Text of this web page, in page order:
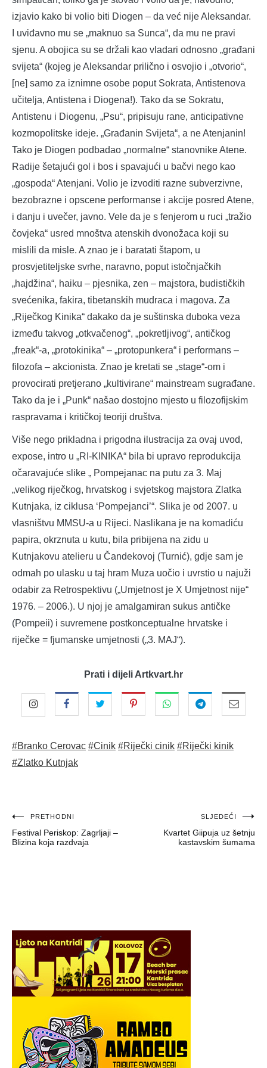
izjavio kako bi volio biti Diogen – da već nije Aleksandar.
I uviđavno mu se „maknuo sa Sunca“, da mu ne pravi
sjenu. A obojica su se držali kao vladari odnosno „građani
svijeta“ (kojeg je Aleksandar prilično i osvojio i „otvorio“,
[ne] samo za iznimne osobe poput Sokrata, Antistenova
učitelja, Antistena i Diogena!). Tako da se Sokratu,
Antistenu i Diogenu, „Psu“, pripisuju rane, anticipativne
kozmopolitske ideje. „Građanin Svijeta“, a ne Atenjanin!
Tako je Diogen podbadao „normalne“ stanovnike Atene.
Radije šetajući gol i bos i spavajući u bačvi nego kao
„gospoda“ Atenjani. Volio je izvoditi razne subverzivne,
bezobrazne i opscene performanse i akcije posred Atene,
i danju i uvečer, javno. Vele da je s fenjerom u ruci „tražio
čovjeka“ usred mnoštva atenskih dvonožaca koji su
mislili da misle. A znao je i baratati štapom, u
prosvjetiteljske svrhe, naravno, poput istočnjačkih
„hajdžina“, haiku – pjesnika, zen – majstora, budističkih
svećenika, fakira, tibetanskih mudraca i magova. Za
„Riječkog Kinika“ dakako da je suštinska duboka veza
između takvog „otkvačenog“, „pokretljivog“, antičkog
„freak“-a, „protokinika“ – „protopunkera“ i performans –
filozofa – akcionista. Znao je kretati se „stage“-om i
provocirati pretjerano „kultivirane“ mainstream sugrađane.
Tako da je i „Punk“ našao dostojno mjesto u filozofijskim
raspravama i kritičkoj teoriji društva.
Više nego prikladna i prigodna ilustracija za ovaj uvod,
expose, intro u „RI-KINIKA“ bila bi upravo reprodukcija
očaravajuće slike „ Pompejanac na putu za 3. Maj
„velikog riječkog, hrvatskog i svjetskog majstora Zlatka
Kutnjaka, iz ciklusa ‘Pompejanci’“. Slika je od 2007. u
vlasništvu MMSU-a u Rijeci. Naslikana je na komadiću
papira, okrznuta u kutu, bila pribijena na zidu u
Kutnjakovu atelieru u Čandekovoj (Turnić), gdje sam je
odmah po ulasku u taj hram Muza uočio i uvrstio u najuži
odabir za Retrospektivu („Umjetnost je X Umjetnost nije“
1976. – 2006.). U njoj je amalgamiran sukus antičke
(Pompeii) i suvremene postkonceptualne hrvatske i
riječke = fjumanske umjetnosti („3. MAJ“).
Prati i dijeli Artkvart.hr
#Branko Cerovac #Cinik #Riječki cinik #Riječki kinik
#Zlatko Kutnjak
Navigacija
objava
PRETHODNI
Festival Periskop: Zagrljaji –
Blizina koja razdvaja
SLJEDEĆI
Kvartet Giipuja uz šetnju
kastavskim šumama